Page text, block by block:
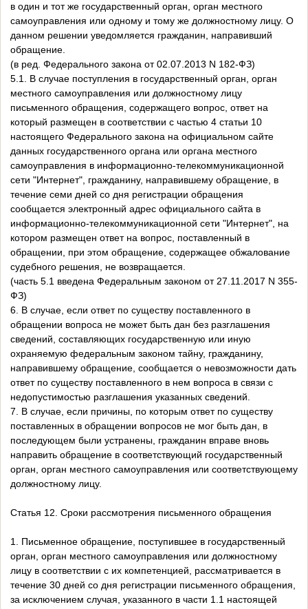
в один и тот же государственный орган, орган местного
самоуправления или одному и тому же должностному лицу. О
данном решении уведомляется гражданин, направивший
обращение.
(в ред. Федерального закона от 02.07.2013 N 182-ФЗ)
5.1. В случае поступления в государственный орган, орган
местного самоуправления или должностному лицу
письменного обращения, содержащего вопрос, ответ на
который размещен в соответствии с частью 4 статьи 10
настоящего Федерального закона на официальном сайте
данных государственного органа или органа местного
самоуправления в информационно-телекоммуникационной
сети "Интернет", гражданину, направившему обращение, в
течение семи дней со дня регистрации обращения
сообщается электронный адрес официального сайта в
информационно-телекоммуникационной сети "Интернет", на
котором размещен ответ на вопрос, поставленный в
обращении, при этом обращение, содержащее обжалование
судебного решения, не возвращается.
(часть 5.1 введена Федеральным законом от 27.11.2017 N 355-
ФЗ)
6. В случае, если ответ по существу поставленного в
обращении вопроса не может быть дан без разглашения
сведений, составляющих государственную или иную
охраняемую федеральным законом тайну, гражданину,
направившему обращение, сообщается о невозможности дать
ответ по существу поставленного в нем вопроса в связи с
недопустимостью разглашения указанных сведений.
7. В случае, если причины, по которым ответ по существу
поставленных в обращении вопросов не мог быть дан, в
последующем были устранены, гражданин вправе вновь
направить обращение в соответствующий государственный
орган, орган местного самоуправления или соответствующему
должностному лицу.
Статья 12. Сроки рассмотрения письменного обращения
1. Письменное обращение, поступившее в государственный
орган, орган местного самоуправления или должностному
лицу в соответствии с их компетенцией, рассматривается в
течение 30 дней со дня регистрации письменного обращения,
за исключением случая, указанного в части 1.1 настоящей